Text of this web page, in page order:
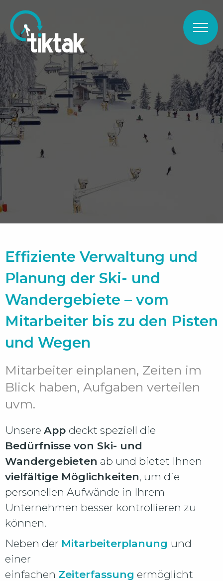
Effiziente Verwaltung und
Planung der Ski- und
Wandergebiete – vom
Mitarbeiter bis zu den Pisten
und Wegen
Mitarbeiter einplanen, Zeiten im
Blick haben, Aufgaben verteilen
uvm.
Unsere App deckt speziell die
Bedürfnisse von Ski- und
Wandergebieten ab und bietet Ihnen
vielfältige Möglichkeiten, um die
personellen Aufwände in Ihrem
Unternehmen besser kontrollieren zu
können.
Neben der Mitarbeiterplanung und
einer
einfachen Zeiterfassung ermöglicht